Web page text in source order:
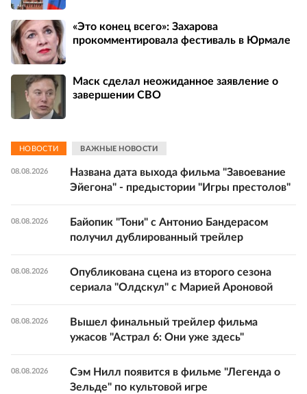
«Это конец всего»: Захарова
прокомментировала фестиваль в Юрмале
Маск сделал неожиданное заявление о
завершении СВО
НОВОСТИ ВАЖНЫЕ НОВОСТИ
08.08.2026
Названа дата выхода фильма "Завоевание
Эйегона" - предыстории "Игры престолов"
08.08.2026
Байопик "Тони" с Антонио Бандерасом
получил дублированный трейлер
08.08.2026
Опубликована сцена из второго сезона
сериала "Олдскул" с Марией Ароновой
08.08.2026
Вышел финальный трейлер фильма
ужасов "Астрал 6: Они уже здесь"
08.08.2026
Сэм Нилл появится в фильме "Легенда о
Зельде" по культовой игре